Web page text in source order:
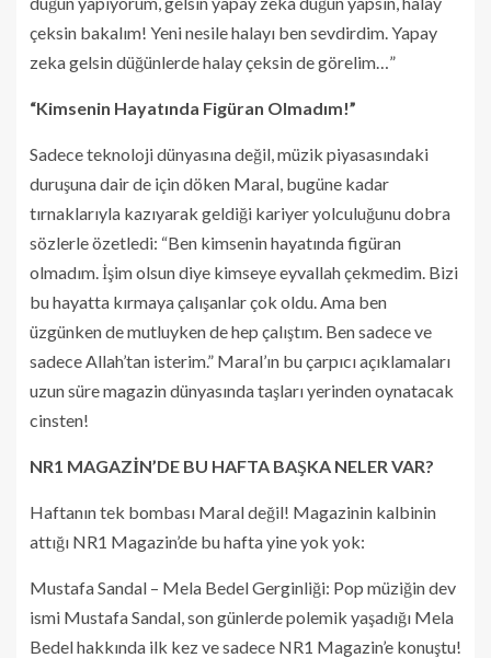
çeksin bakalım! Yeni nesile halayı ben sevdirdim. Yapay
zeka gelsin düğünlerde halay çeksin de görelim…”
“Kimsenin Hayatında Figüran Olmadım!”
Sadece teknoloji dünyasına değil, müzik piyasasındaki
duruşuna dair de için döken Maral, bugüne kadar
tırnaklarıyla kazıyarak geldiği kariyer yolculuğunu dobra
sözlerle özetledi: “Ben kimsenin hayatında figüran
olmadım. İşim olsun diye kimseye eyvallah çekmedim. Bizi
bu hayatta kırmaya çalışanlar çok oldu. Ama ben
üzgünken de mutluyken de hep çalıştım. Ben sadece ve
sadece Allah’tan isterim.” Maral’ın bu çarpıcı açıklamaları
uzun süre magazin dünyasında taşları yerinden oynatacak
cinsten!
NR1 MAGAZİN’DE BU HAFTA BAŞKA NELER VAR?
Haftanın tek bombası Maral değil! Magazinin kalbinin
attığı NR1 Magazin’de bu hafta yine yok yok:
Mustafa Sandal – Mela Bedel Gerginliği: Pop müziğin dev
ismi Mustafa Sandal, son günlerde polemik yaşadığı Mela
Bedel hakkında ilk kez ve sadece NR1 Magazin’e konuştu!